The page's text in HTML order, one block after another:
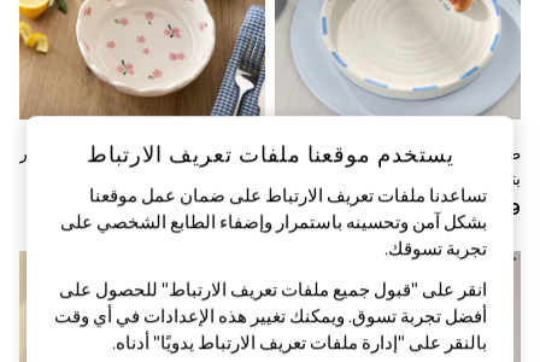
Sandals & Sliders
Jumpsuits & Playsuits
Shorts & Skirts
Sun Safe
Sun Hats & Caps
Sunglasses
Women's Holiday Shop
Women's Travel Styles
Dresses
Occasionwear
Linen Collection
Tops & T-Shirts
Cover Ups & Kaftans
Sandals
Swimwear
Jumpsuits & Playsuits
طقم مكوّن من 2 طبق جانبي
بتصميم كرواسون وعبارة
"Croissant Club"
طقم من 4 أوعية صغيرة بنقشة زهور
يستخدم موقعنا ملفات تعريف الارتباط
تساعدنا ملفات تعريف الارتباط على ضمان عمل موقعنا
بشكل آمن وتحسينه باستمرار وإضفاء الطابع الشخصي على
تجربة تسوقك.‏
انقر على "قبول جميع ملفات تعريف الارتباط" للحصول على
أفضل تجربة تسوق. ويمكنك تغيير هذه الإعدادات في أي وقت
بالنقر على "إدارة ملفات تعريف الارتباط يدويًا" أدناه.